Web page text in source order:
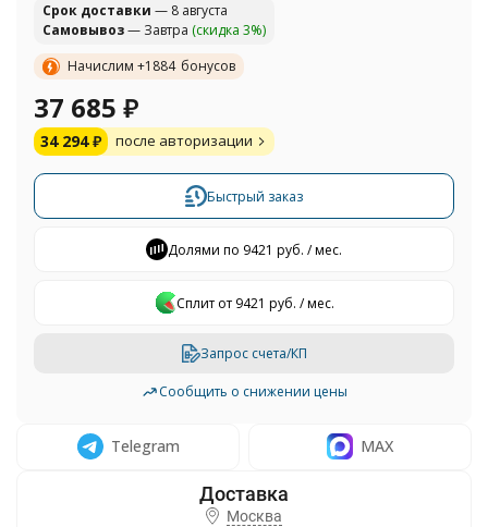
Cрок доставки — 8 августа
Самовывоз— Завтра (скидка 3%)
Начислим +1884 бонусов
37 685 ₽
34 294₽ после авторизации
Быстрый заказ
Долями по 9421 руб. / мес.
Сплит от 9421 руб. / мес.
Запрос счета/КП
Сообщить о снижении цены
Telegram MAX
Москва